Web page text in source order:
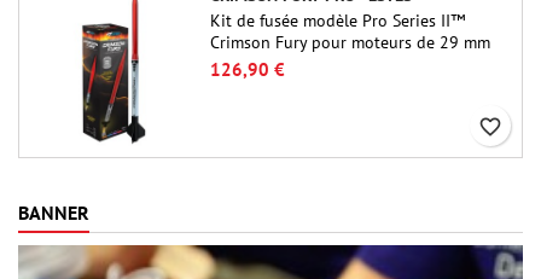
Kit de fusée modèle Pro Series II™
Crimson Fury pour moteurs de 29 mm
de type E, F et G. Conçu pour les
fuséologues confirmés, le Crimson Fury
126,90 €
favorite_border
BANNER